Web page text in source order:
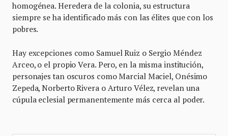
homogénea. Heredera de la colonia, su estructura
siempre se ha identificado más con las élites que con los
pobres.
Hay excepciones como Samuel Ruiz o Sergio Méndez
Arceo, o el propio Vera. Pero, en la misma institución,
personajes tan oscuros como Marcial Maciel, Onésimo
Zepeda, Norberto Rivera o Arturo Vélez, revelan una
cúpula eclesial permanentemente más cerca al poder.